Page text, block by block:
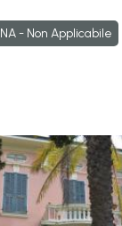
NA - Non Applicabile